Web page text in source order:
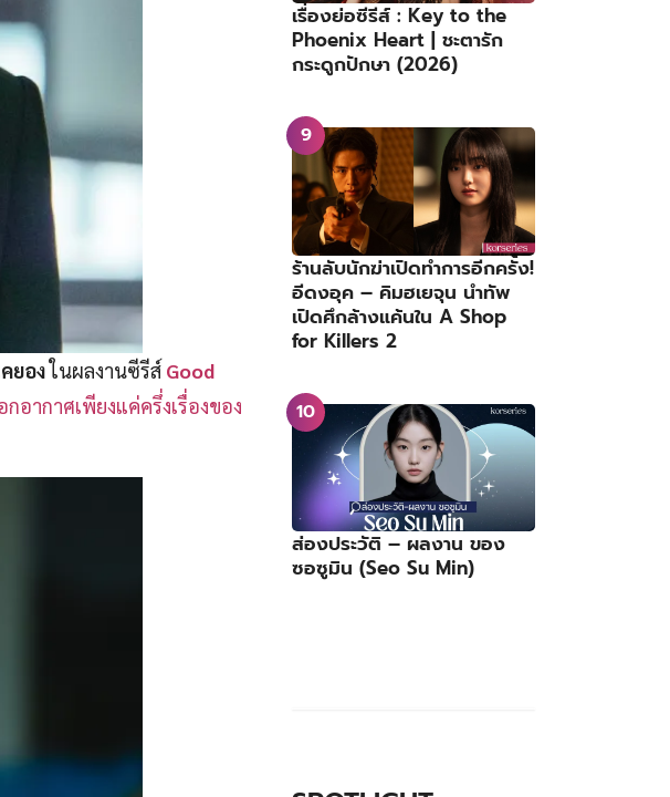
ยองในผลงานซีรีส์ Good
อากาศเพียงแค่ครึ่งเรื่องของ
เรื่องย่อซีรีส์ : Key to the
Phoenix Heart | ชะตารัก
กระดูกปักษา (2026)
ร้านลับนักฆ่าเปิดทำการอีกครั้ง!
อีดงอุค – คิมฮเยจุน นำทัพ
เปิดศึกล้างแค้นใน A Shop
for Killers 2
ส่องประวัติ – ผลงาน ของ
ซอซูมิน (Seo Su Min)